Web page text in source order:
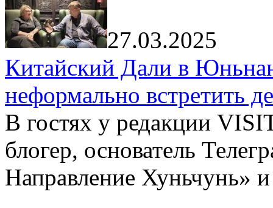
27.03.2025
Китайский Дали в
неформально встретить
В гостях у редакции
блогер, основатель
Направление Хуньчунь»